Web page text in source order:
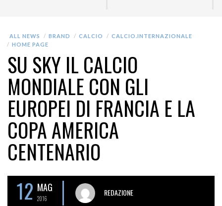
ALL NEWS BRAND CALCIO
CALCIO.INTERNAZIONALE
HOME PAGE
SU SKY IL CALCIO
MONDIALE CON GLI
EUROPEI DI FRANCIA E LA
COPA AMERICA
CENTENARIO
12 MAG
2016
REDAZIONE